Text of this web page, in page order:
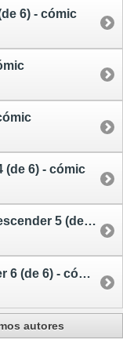
6) - cómic
(de 6) - cómic
La Rebelión de los Robots / Descender 5 (de 6) - cómic
Máquina de Guerra / Descender 6 (de 6) - cómic
autores